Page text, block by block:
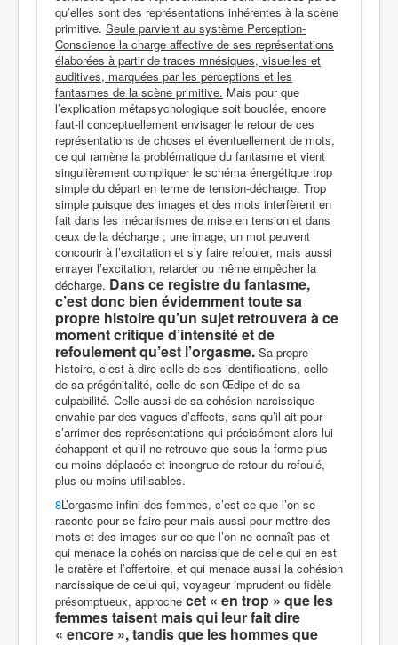
qu’elles sont des représentations inhérentes à la scène
primitive. Seule parvient au système Perception-
Conscience la charge affective de ses représentations
élaborées à partir de traces mnésiques, visuelles et
auditives, marquées par les perceptions et les
fantasmes de la scène primitive. Mais pour que
l’explication métapsychologique soit bouclée, encore
faut-il conceptuellement envisager le retour de ces
représentations de choses et éventuellement de mots,
ce qui ramène la problématique du fantasme et vient
singulièrement compliquer le schéma énergétique trop
simple du départ en terme de tension-décharge. Trop
simple puisque des images et des mots interfèrent en
fait dans les mécanismes de mise en tension et dans
ceux de la décharge ; une image, un mot peuvent
concourir à l’excitation et s’y faire refouler, mais aussi
enrayer l’excitation, retarder ou même empêcher la
décharge. Dans ce registre du fantasme,
c’est donc bien évidemment toute sa
propre histoire qu’un sujet retrouvera à ce
moment critique d’intensité et de
refoulement qu’est l’orgasme. Sa propre
histoire, c’est-à-dire celle de ses identifications, celle
de sa prégénitalité, celle de son Œdipe et de sa
culpabilité. Celle aussi de sa cohésion narcissique
envahie par des vagues d’affects, sans qu’il ait pour
s’arrimer des représentations qui précisément alors lui
échappent et qu’il ne retrouve que sous la forme plus
ou moins déplacée et incongrue de retour du refoulé,
plus ou moins utilisables.
8L’orgasme infini des femmes, c’est ce que l’on se
raconte pour se faire peur mais aussi pour mettre des
mots et des images sur ce que l’on ne connaît pas et
qui menace la cohésion narcissique de celle qui en est
le cratère et l’offertoire, et qui menace aussi la cohésion
narcissique de celui qui, voyageur imprudent ou fidèle
présomptueux, approche cet « en trop » que les
femmes taisent mais qui leur fait dire
« encore », tandis que les hommes que